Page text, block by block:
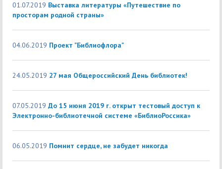
01.07.2019 Выставка литературы «Путешествие по
просторам родной страны»
04.06.2019 Проект "Библиофлора"
24.05.2019 27 мая Общероссийский День библиотек!
07.05.2019 До 15 июня 2019 г. открыт тестовый доступ к
Электронно-библиотечной системе «БиблиоРоссика»
06.05.2019 Помнит сердце, не забудет никогда